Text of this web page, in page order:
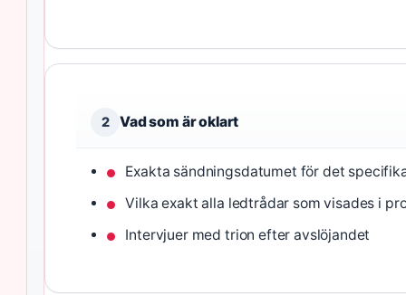
2 Vad som är oklart
Exakta sändningsdatumet för det
Vilka exakt alla ledtrådar som visades i
Intervjuer med trion efter avslöjandet